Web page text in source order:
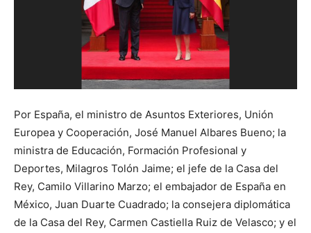
Por España, el ministro de Asuntos Exteriores, Unión
Europea y Cooperación, José Manuel Albares Bueno; la
ministra de Educación, Formación Profesional y
Deportes, Milagros Tolón Jaime; el jefe de la Casa del
Rey, Camilo Villarino Marzo; el embajador de España en
México, Juan Duarte Cuadrado; la consejera diplomática
de la Casa del Rey, Carmen Castiella Ruiz de Velasco; y el